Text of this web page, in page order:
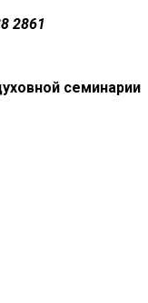
2861
семинарии